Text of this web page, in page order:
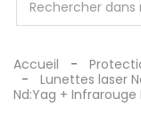
Accueil
Lunettes laser
Nd:Yag +